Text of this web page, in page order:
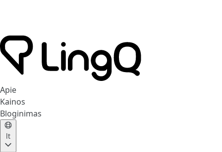
Apie
Kainos
Bloginimas
lt